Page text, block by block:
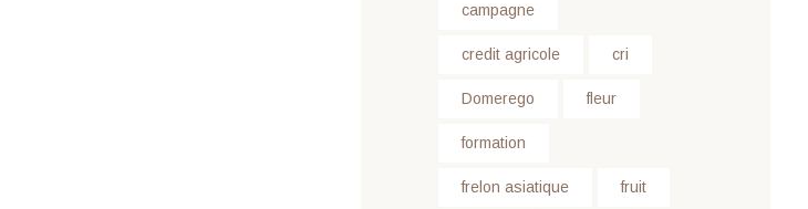
campagne
credit agricole cri
Domerego fleur
formation
frelon asiatique fruit